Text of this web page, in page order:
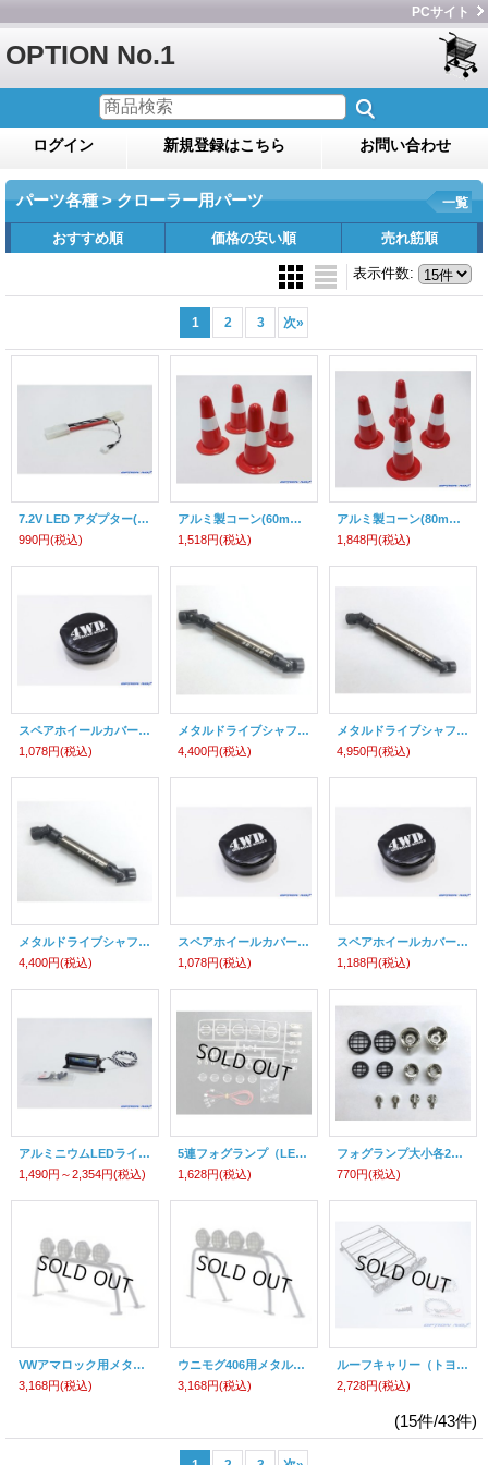
PCサイト
OPTION No.1
ログイン 新規登録はこちら お問い合わせ
パーツ各種 > クローラー用パーツ 一覧
おすすめ順 価格の安い順 売れ筋順
表示件数:
1 2 3 次»
7.2V LED アダプター(タミヤ型タイプ)
990円(税込)
アルミ製コーン(60mm/4個入)
1,518円(税込)
アルミ製コーン(80mm/4個入)
1,848円(税込)
スペアホイールカバー90ｍｍ
1,078円(税込)
メタルドライブシャフト（98-128ｍｍ）
4,400円(税込)
メタルドライブシャフト（108-138ｍｍ）
4,950円(税込)
メタルドライブシャフト（88-108ｍｍ）
4,400円(税込)
スペアホイールカバー96ｍｍ
1,078円(税込)
スペアホイールカバー108ｍｍ
1,188円(税込)
アルミニウムLEDライトバー
1,490円～2,354円(税込)
5連フォグランプ（LED5コ付）メッキシルバー
1,628円(税込)
フォグランプ大小各2個入（LED別）
770円(税込)
VWアマロック用メタルロールゲージ フォグランプ4灯（LED付）（CC-01,WT-01)
3,168円(税込)
ウニモグ406用メタルロールゲージ フォグランプ4灯（LED付）（CC-01,CW-01,CR-01)
3,168円(税込)
ルーフキャリー（トヨタ ランドクルーザー40/フォード ブロンコ用/TYPE-B）
2,728円(税込)
(15件/43件)